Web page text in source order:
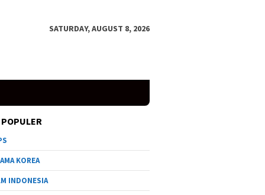
SATURDAY, AUGUST 8, 2026
KOREA
INDONESIA